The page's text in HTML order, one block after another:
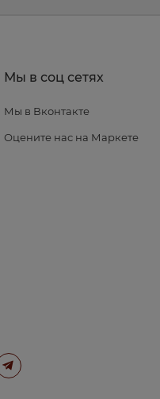
Мы в соц сетях
Мы в Вконтакте
Оцените нас на Маркете